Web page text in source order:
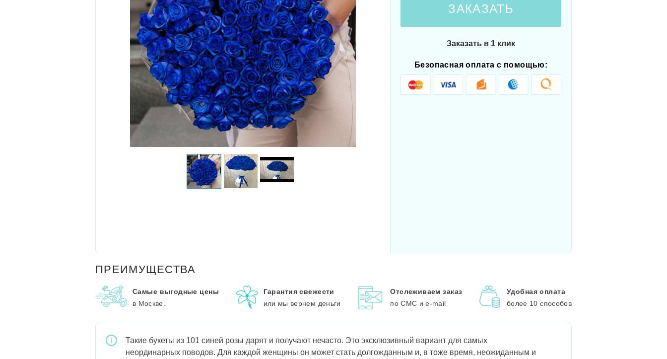
ЗАКАЗАТЬ
Заказать в 1 клик
Безопасная оплата с помощью:
ПРЕИМУЩЕСТВА
Самые выгодные цены
в Москве.
Гарантия свежести
или мы вернем деньги
Отслеживаем заказ
по СМС и e-mail
Удобная оплата
более 10 способов
Такие букеты из 101 синей розы дарят и получают нечасто. Это эксклюзивный вариант для самых
неординарных поводов. Для каждой женщины он может стать долгожданным и, в тоже время, неожиданным и